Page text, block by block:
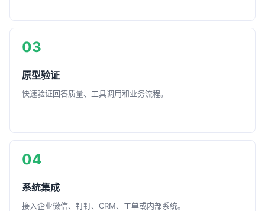
03
原型验证
快速验证回答质量、工具调用和业务流程。
04
系统集成
接入企业微信、钉钉、CRM、工单或内部系统。